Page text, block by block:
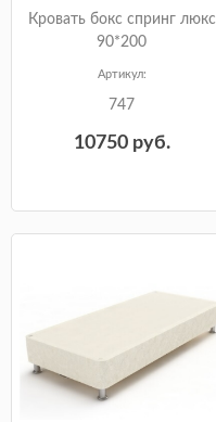
Кровать бокс спринг люкс
90*200
Артикул:
747
10750руб.